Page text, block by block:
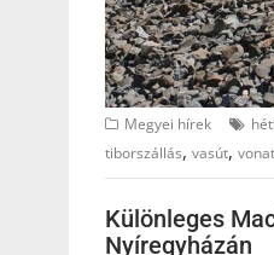
Megyei hírek
tiborszállás, vasút, vonat
Különleges
Nyíregyházán